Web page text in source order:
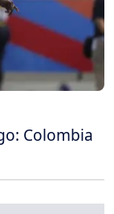
Colombia